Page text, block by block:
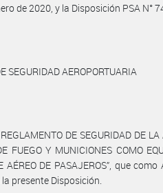
de 2020, y la Disposición PSA N°
SEGURIDAD AEROPORTUARIA
DE SEGURIDAD DE LA
FUEGO Y MUNICIONES COMO
AÉREO DE PASAJEROS”, que como
presente Disposición.